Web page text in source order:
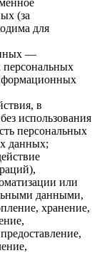
(за
для
—
персональных
в
использования
персональных
данных;
или
данными,
хранение,